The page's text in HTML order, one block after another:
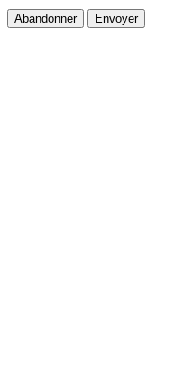
Abandonner Envoyer